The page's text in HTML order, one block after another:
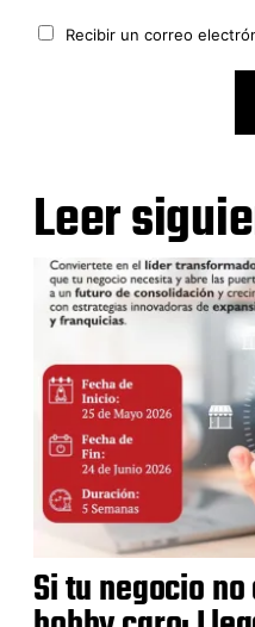
Recibir un correo
Leer
Si tu negocio